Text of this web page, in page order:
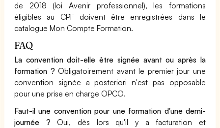
de 2018 (loi Avenir professionnel), les formations
éligibles au CPF doivent être enregistrées dans le
catalogue Mon Compte Formation.
FAQ
La convention doit-elle être signée avant ou après la
formation ?Obligatoirement avant le premier jour une
convention signée a posteriori n'est pas opposable
pour une prise en charge OPCO.
Faut-il une convention pour une formation d'une demi-
journée ?Oui, dès lors qu'il y a facturation et